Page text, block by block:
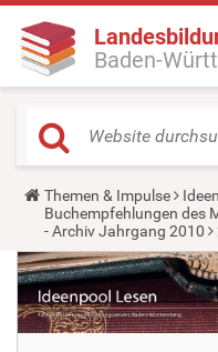
Baden-
Y
o
u
a
r
e
h
e
r
Themen & Impulse
Buchempfehlungen des
- Archiv Jahrgang 2010